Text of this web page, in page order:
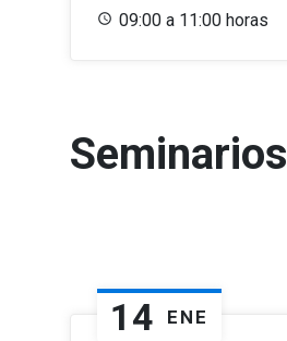
09:00 a 11:00 horas
Seminarios
14 ENE